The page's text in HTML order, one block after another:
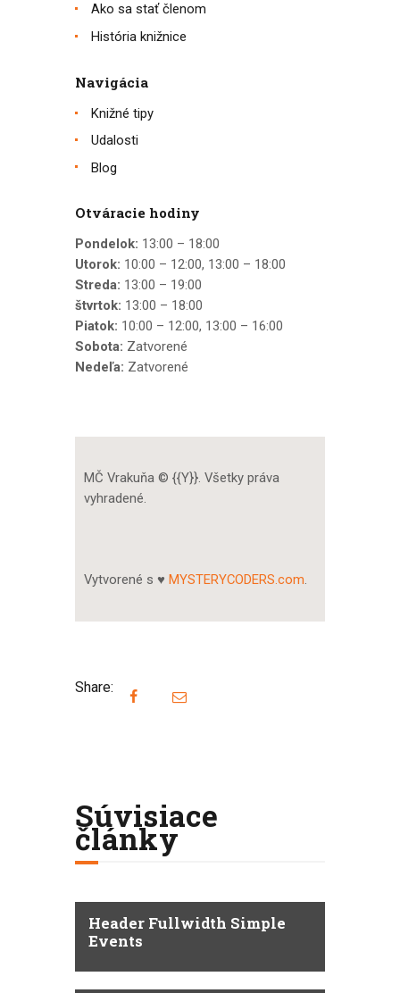
Ako sa stať členom
História knižnice
Navigácia
Knižné tipy
Udalosti
Blog
Otváracie hodiny
Pondelok: 13:00 – 18:00
Utorok: 10:00 – 12:00, 13:00 – 18:00
Streda: 13:00 – 19:00
štvrtok: 13:00 – 18:00
Piatok: 10:00 – 12:00, 13:00 – 16:00
Sobota: Zatvorené
Nedeľa: Zatvorené
MČ Vrakuňa © {{Y}}. Všetky práva
vyhradené.
Vytvorené s ♥ MYSTERYCODERS.com.
Share:
Súvisiace
články
Header Fullwidth Simple
Events